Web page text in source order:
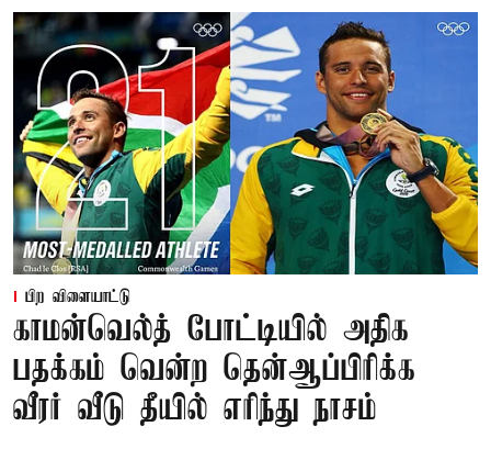
பிற விளையாட்டு
காமன்வெல்த் போட்டியில் அதிக
பதக்கம் வென்ற தென்ஆப்பிரிக்க
வீரர் வீடு தீயில் எரிந்து நாசம்